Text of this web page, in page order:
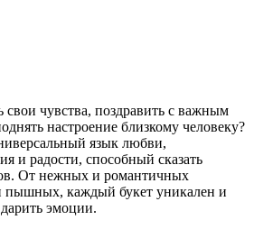
свои чувства, поздравить с важным
настроение близкому человеку?
язык любви,
и радости, способный сказать
От нежных и романтичных
пышных, каждый букет уникален и
эмоции.